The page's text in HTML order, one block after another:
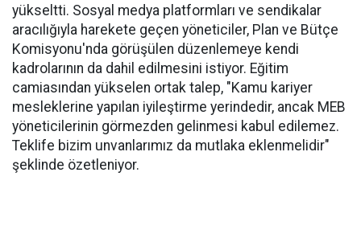
yükseltti. Sosyal medya platformları ve sendikalar
aracılığıyla harekete geçen yöneticiler, Plan ve Bütçe
Komisyonu'nda görüşülen düzenlemeye kendi
kadrolarının da dahil edilmesini istiyor. Eğitim
camiasından yükselen ortak talep, "Kamu kariyer
mesleklerine yapılan iyileştirme yerindedir, ancak MEB
yöneticilerinin görmezden gelinmesi kabul edilemez.
Teklife bizim unvanlarımız da mutlaka eklenmelidir"
şeklinde özetleniyor.